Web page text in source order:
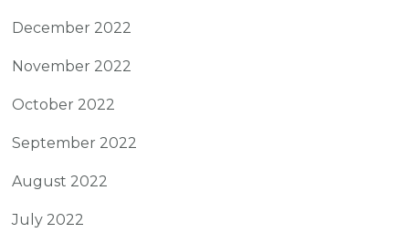
December 2022
November 2022
October 2022
September 2022
August 2022
July 2022